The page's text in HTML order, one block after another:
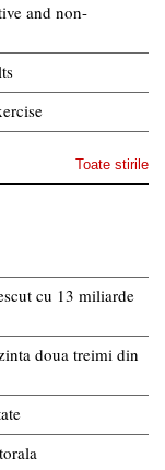
and non-
Toate stirile
cu 13 miliarde
doua treimi din